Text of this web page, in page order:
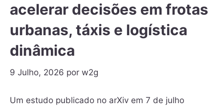
acelerar decisões em frotas
urbanas, táxis e logística
dinâmica
9 Julho, 2026 por w2g
Um estudo publicado no arXiv em 7 de julho